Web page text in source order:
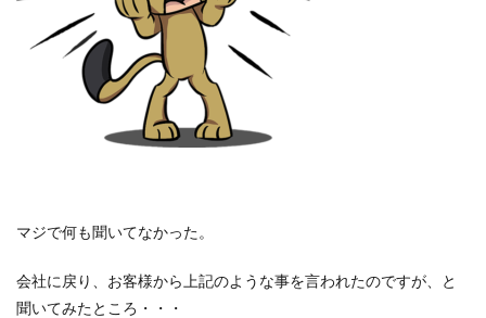
マジで何も聞いてなかった。
会社に戻り、お客様から上記のような事を言われたのですが、と
聞いてみたところ・・・